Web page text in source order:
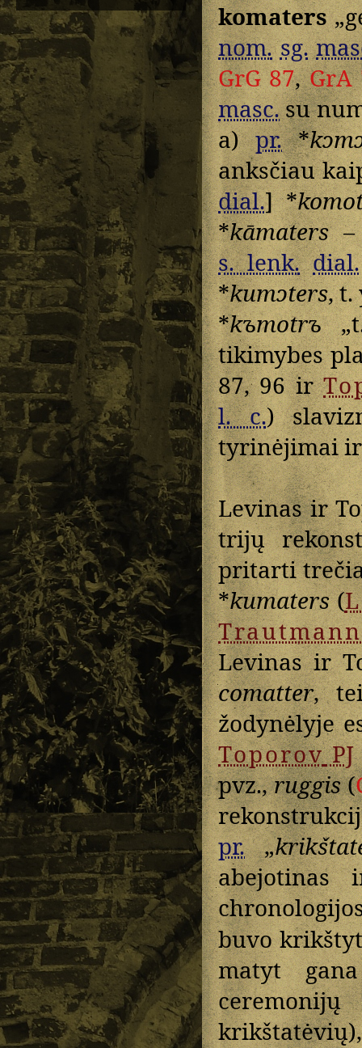
komaters
nom. sg.
GrG 87,GrA
masc.su
a)pr.*
anksčiau
dial.] *
*kāmaters–
s. lenk. dial.
*kumɔters, t.
*kъmotrъ„t.
tikimybes
87, 96 ir
l. c.)
tyrinėjimai
Levinas ir
trijų
pritarti
*kumaters(
Trautmann
Levinas ir
comatter,
žodynėlyje
ToporovPJ
pvz.,ruggis(
pr.„
abejotinas
buvo
matyt